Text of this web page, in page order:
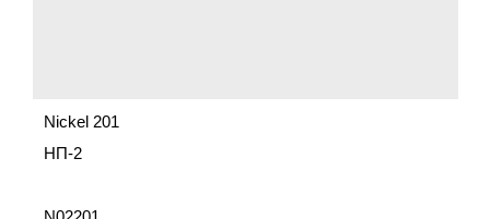
Nickel 201
НП-2